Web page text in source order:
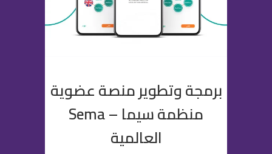
برمجة وتطوير منصة عضوية
منظمة سيما – Sema
العالمية